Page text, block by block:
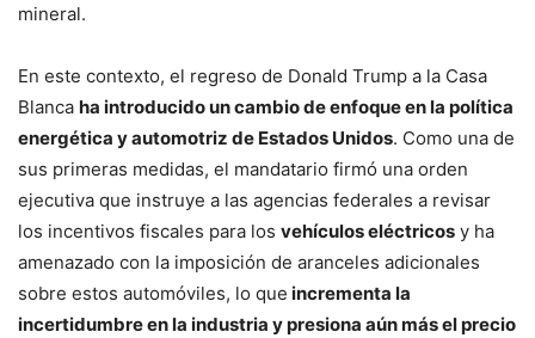
mineral.
En este contexto, el regreso de Donald Trump a la Casa
Blanca ha introducido un cambio de enfoque en la política
energética y automotriz de Estados Unidos. Como una de
sus primeras medidas, el mandatario firmó una orden
ejecutiva que instruye a las agencias federales a revisar
los incentivos fiscales para los vehículos eléctricos y ha
amenazado con la imposición de aranceles adicionales
sobre estos automóviles, lo que incrementa la
incertidumbre en la industria y presiona aún más el precio